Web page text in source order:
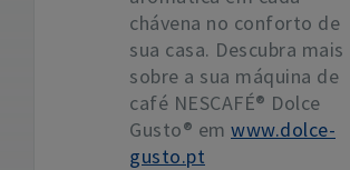
chávena no conforto de
sua casa. Descubra mais
sobre a sua máquina de
café NESCAFÉ® Dolce
Gusto® em www.dolce-
gusto.pt